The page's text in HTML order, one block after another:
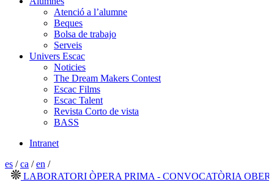
Atenció a l’alumne
Beques
Bolsa de trabajo
Serveis
Univers Escac
Noticies
The Dream Makers Contest
Escac Films
Escac Talent
Revista Corto de vista
BASS
Intranet
es /ca /en /
LABORATORI ÒPERA PRIMA - CONVOCATÒRIA OBERTA